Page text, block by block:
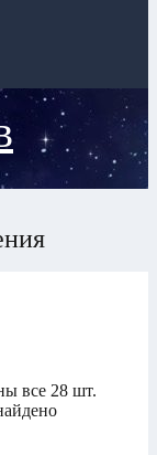
все 28 шт.